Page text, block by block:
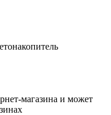
магазина и может